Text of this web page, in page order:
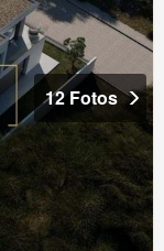
12 Fotos